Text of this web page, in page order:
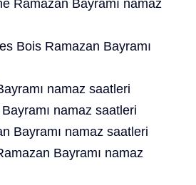
Ramazan Bayramı namaz
Bois Ramazan Bayramı
namaz saatleri
namaz saatleri
Bayramı namaz saatleri
Bayramı namaz